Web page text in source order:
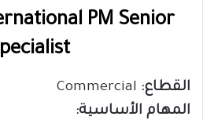
PM Senior
القطاع:
المهام الأساسية: